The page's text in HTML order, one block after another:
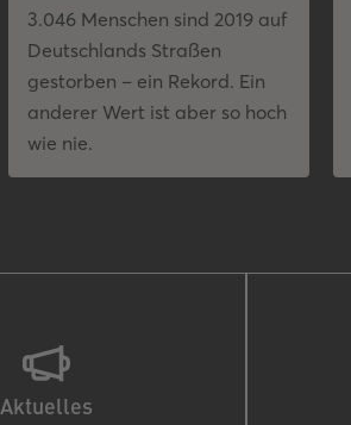
3.046 Menschen sind 2019 auf
Deutschlands Straßen
gestorben – ein Rekord. Ein
anderer Wert ist aber so hoch
wie nie.
Aktuelles